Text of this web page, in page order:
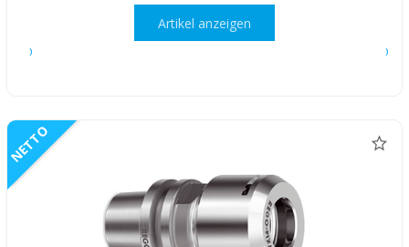
Artikel anzeigen
NETTO